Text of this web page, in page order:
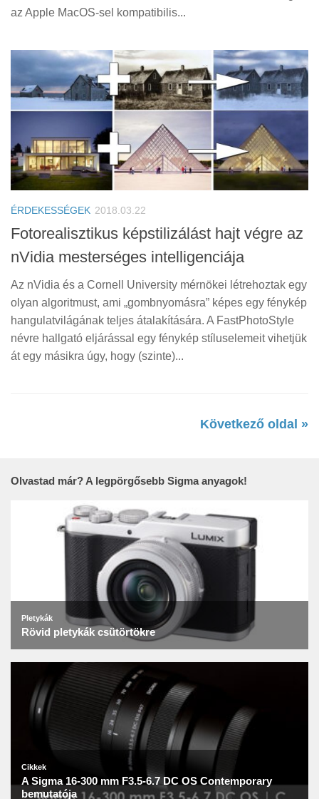
az Apple MacOS-sel kompatibilis...
ÉRDEKESSÉGEK 2018.03.22
Fotorealisztikus képstilizálást hajt végre az
nVidia mesterséges intelligenciája
Az nVidia és a Cornell University mérnökei létrehoztak egy
olyan algoritmust, ami „gombnyomásra” képes egy fénykép
hangulatvilágának teljes átalakítására. A FastPhotoStyle
névre hallgató eljárással egy fénykép stíluselemeit vihetjük
át egy másikra úgy, hogy (szinte)...
Következő oldal »
Olvastad már? A legpörgősebb Sigma anyagok!